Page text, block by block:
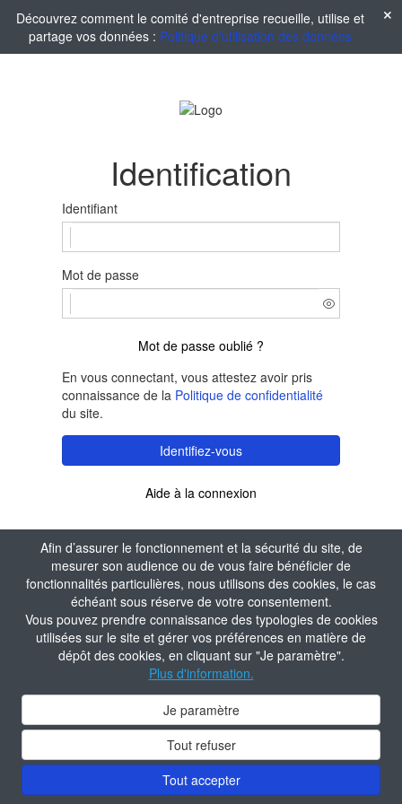
Afin d’assurer le fonctionnement et la sécurité du site, de
mesurer son audience ou de vous faire bénéficier de
fonctionnalités particulières, nous utilisons des cookies, le cas
échéant sous réserve de votre consentement.
Vous pouvez prendre connaissance des typologies de cookies
utilisées sur le site et gérer vos préférences en matière de
dépôt des cookies, en cliquant sur "Je paramètre".
Plus d'information.
Je paramètre
Tout refuser
Tout accepter
Découvrez comment le comité d'entreprise recueille, utilise et
partage vos données : Politique d'utilisation des données
Identification
Identifiant
Mot de passe
Mot de passe oublié ?
En vous connectant, vous attestez avoir pris
connaissance de la Politique de confidentialité
du site.
Identifiez-vous
Aide à la connexion